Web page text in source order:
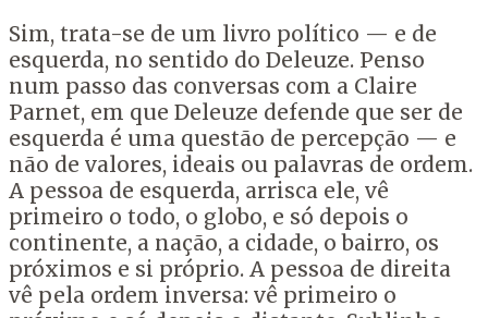
Sim, trata-se de um livro político — e de
esquerda, no sentido do Deleuze. Penso
num passo das conversas com a Claire
Parnet, em que Deleuze defende que ser de
esquerda é uma questão de percepção — e
não de valores, ideais ou palavras de ordem.
A pessoa de esquerda, arrisca ele, vê
primeiro o todo, o globo, e só depois o
continente, a nação, a cidade, o bairro, os
próximos e si próprio. A pessoa de direita
vê pela ordem inversa: vê primeiro o